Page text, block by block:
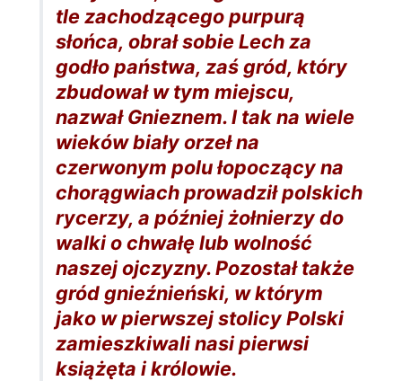
tle zachodzącego purpurą
słońca, obrał sobie Lech za
godło państwa, zaś gród, który
zbudował w tym miejscu,
nazwał Gnieznem. I tak na wiele
wieków biały orzeł na
czerwonym polu łopoczący na
chorągwiach prowadził polskich
rycerzy, a później żołnierzy do
walki o chwałę lub wolność
naszej ojczyzny. Pozostał także
gród gnieźnieński, w którym
jako w pierwszej stolicy Polski
zamieszkiwali nasi pierwsi
książęta i królowie.